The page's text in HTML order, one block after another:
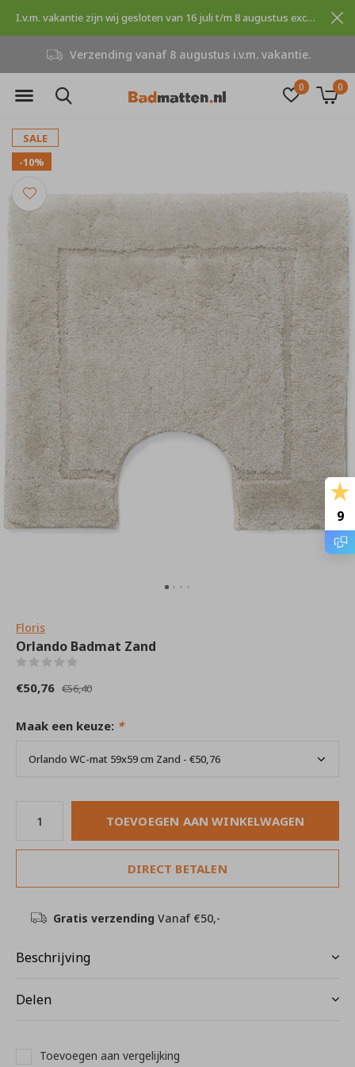
0 0
Verzending vanaf 8 augustus i.v.m. vakantie.
I.v.m. vakantie zijn wij gesloten van 16 juli t/m 8 augustus excuses voor dit ongemak.
SALE
-10%
Floris
Orlando Badmat Zand
€50,76 €56,40
Maak een keuze: *
TOEVOEGEN AAN WINKELWAGEN
DIRECT BETALEN
Gratis verzending Vanaf €50,-
Beschrijving
Delen
Toevoegen aan vergelijking
9